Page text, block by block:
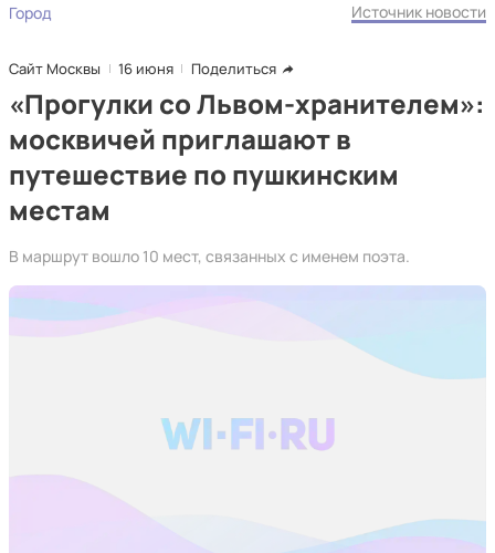
Город Источник новости
Сайт Москвы 16 июня Поделиться
«Прогулки со Львом-хранителем»:
москвичей приглашают в
путешествие по пушкинским
местам
В маршрут вошло 10 мест, связанных с именем поэта.